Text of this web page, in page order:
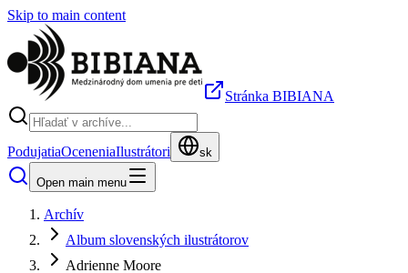
Skip to main content
Stránka BIBIANA
PodujatiaOceneniaIlustrátori sk
Open main menu
Archív
Album slovenských ilustrátorov
Adrienne Moore